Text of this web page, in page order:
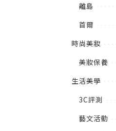
離島
首爾
時尚美妝
美妝保養
生活美學
3C評測
藝文活動